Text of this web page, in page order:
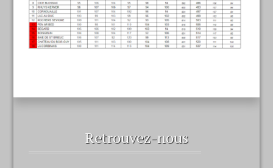
Retrouvez-nous